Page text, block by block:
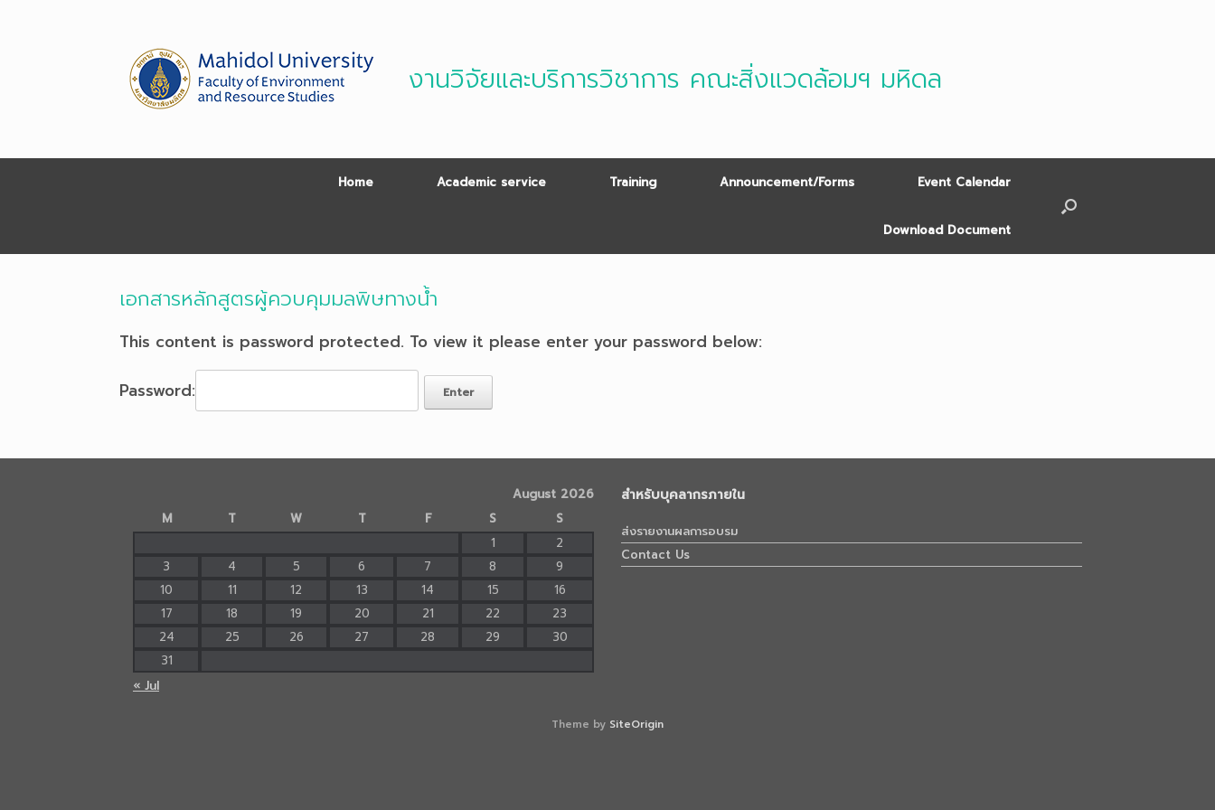
งานวิจัยและบริการวิชาการ คณะสิ่งแวดล้อมฯ มหิดล
Home Academic service Training Announcement/Forms Event Calendar
Download Document
เอกสารหลักสูตรผู้ควบคุมมลพิษทางน้ำ
This content is password protected. To view it please enter your password below:
Password:
August 2026
M
T W T F S
S
1
2
3
4 5 6 7 8
9
10
11 12 13 14 15
16
17
18 19 20 21 22
23
24
25 26 27 28 29
30
31
« Jul
สำหรับบุคลากรภายใน
ส่งรายงานผลการอบรม
Contact Us
Theme by SiteOrigin